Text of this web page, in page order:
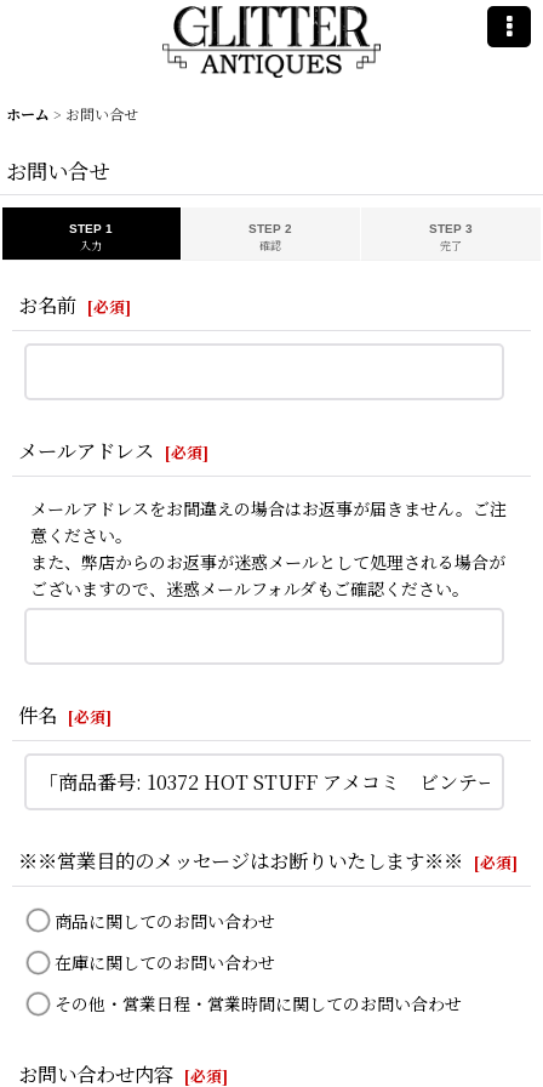
ホーム > お問い合せ
お問い合せ
STEP 1
入力
STEP 2
確認
STEP 3
完了
お名前 [必須]
メールアドレス [必須]
メールアドレスをお間違えの場合はお返事が届きません。ご注
意ください。
また、弊店からのお返事が迷惑メールとして処理される場合が
ございますので、迷惑メールフォルダもご確認ください。
件名 [必須]
※※営業目的のメッセージはお断りいたします※※ [必須]
商品に関してのお問い合わせ
在庫に関してのお問い合わせ
その他・営業日程・営業時間に関してのお問い合わせ
お問い合わせ内容 [必須]